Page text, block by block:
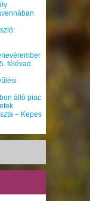
félévad
álló piac
– Kepes